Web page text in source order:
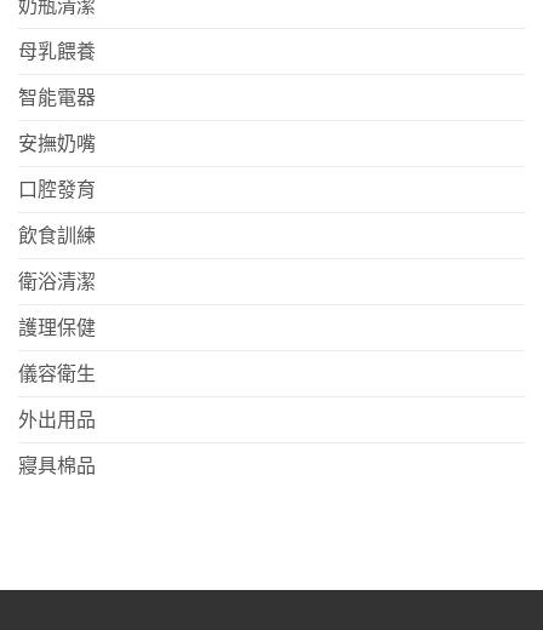
奶瓶清潔
母乳餵養
智能電器
安撫奶嘴
口腔發育
飲食訓練
衛浴清潔
護理保健
儀容衛生
外出用品
寢具棉品